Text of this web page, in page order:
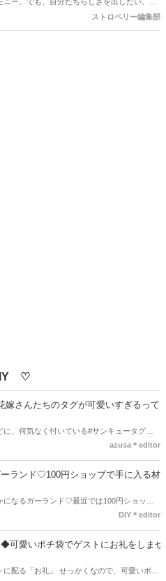
なんてケースもあるんです＊
たい……そんな時役立つのがビタミンカラ
ストロベリー編集部
♡
嫁さんたちのタグが可愛いすぎるって
、何気なく付いている#サンキュータグ実
手作りしてるってご存知でしたか！？あるの
愛い♡そんなプレ花嫁さんたちの#サンキュー
した♪
azusa＊editor
ランド♡100円ショップで手に入る材
になるガーランド♡最近では100円ショップ
売されていたり、ネット上でダウンロードし
ザインを印刷する紙をこだわるプレ花嫁さん
ガラッと印象が変わりますよね♪
DIY＊editor
愛いポチ袋でゲストにお礼をしませ
配る「お礼」 せっかくなので、可愛いポチ